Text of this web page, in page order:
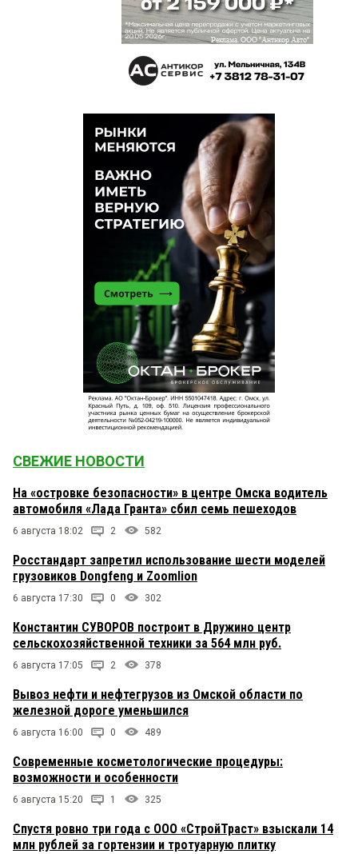
СВЕЖИЕ НОВОСТИ
На «островке безопасности» в центре Омска водитель
автомобиля «Лада Гранта» сбил семь пешеходов
6 августа 18:02 2 582
Росстандарт запретил использование шести моделей
грузовиков Dongfeng и Zoomlion
6 августа 17:30 0 302
Константин СУВОРОВ построит в Дружино центр
сельскохозяйственной техники за 564 млн руб.
6 августа 17:05 2 378
Вывоз нефти и нефтегрузов из Омской области по
железной дороге уменьшился
6 августа 16:00 0 489
Современные косметологические процедуры:
возможности и особенности
6 августа 15:20 1 325
Спустя ровно три года с ООО «СтройТраст» взыскали 14
млн рублей за гортензии и тротуарную плитку